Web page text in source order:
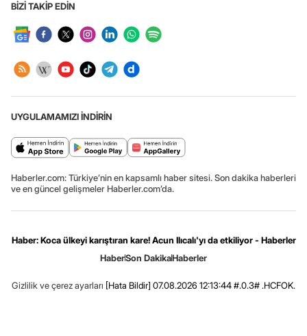
BİZİ TAKİP EDİN
UYGULAMAMIZI İNDİRİN
Haberler.com: Türkiye’nin en kapsamlı haber sitesi. Son dakika haberleri
ve en güncel gelişmeler Haberler.com’da.
Haber: Koca ülkeyi karıştıran kare! Acun Ilıcalı'yı da etkiliyor - Haberler
HaberSon DakikaHaberler
Gizlilik ve çerez ayarları [Hata Bildir] 07.08.2026 12:13:44 #.0.3# .HCFOK.